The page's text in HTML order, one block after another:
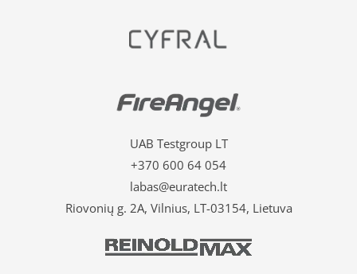
UAB Testgroup LT
+370 600 64 054
labas@euratech.lt
Riovonių g. 2A, Vilnius, LT-03154, Lietuva